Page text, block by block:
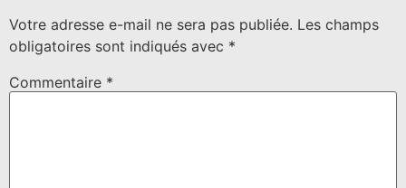
Votre adresse e-mail ne sera pas publiée. Les champs
obligatoires sont indiqués avec *
Commentaire *